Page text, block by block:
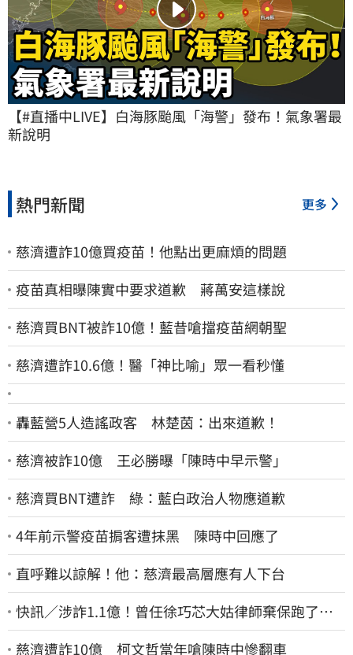
【#直播中LIVE】白海豚颱風「海警」發布！氣象署最
新說明
熱門新聞 更多
慈濟遭詐10億買疫苗！他點出更麻煩的問題
疫苗真相曝陳實中要求道歉 蔣萬安這樣說
慈濟買BNT被詐10億！藍昔嗆擋疫苗網朝聖
慈濟遭詐10.6億！醫「神比喻」眾一看秒懂
轟藍營5人造謠政客 林楚茵：出來道歉！
慈濟被詐10億 王必勝曝「陳時中早示警」
慈濟買BNT遭詐 綠：藍白政治人物應道歉
4年前示警疫苗掮客遭抹黑 陳時中回應了
直呼難以諒解！他：慈濟最高層應有人下台
快訊／涉詐1.1億！曾任徐巧芯大姑律師棄保跑了…
媽也離境 桃檢發通緝
慈濟遭詐10億 柯文哲當年嗆陳時中慘翻車